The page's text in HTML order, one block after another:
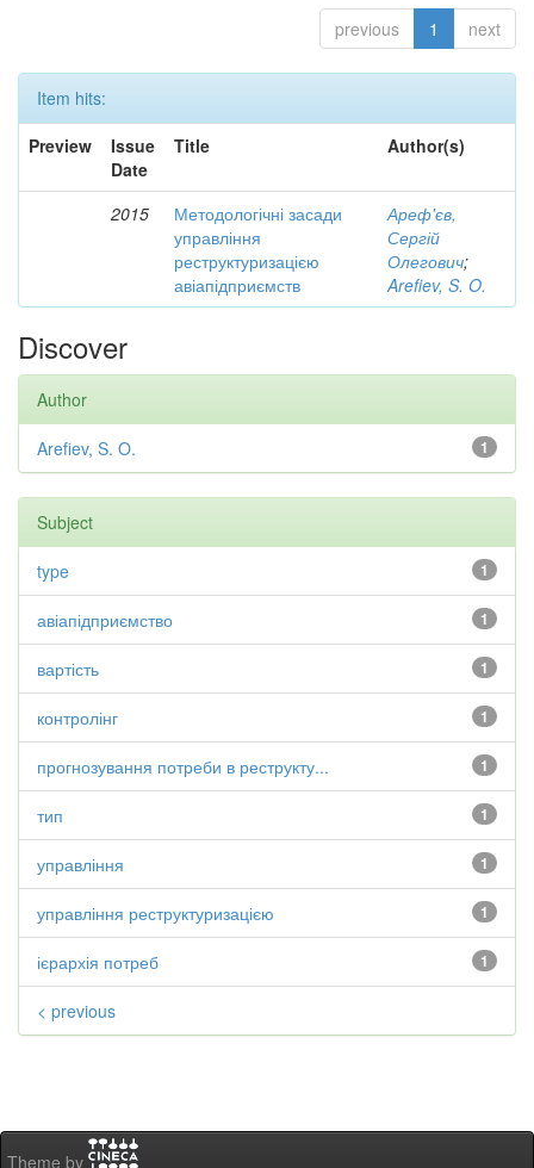
previous 1 next
Item hits:
Preview
Issue
Date
Title Author(s)
2015
Методологічні засади
управління
реструктуризацією
авіапідприємств
Ареф'єв,
Сергій
Олегович;
Arefiev, S. O.
Discover
Author
1
Arefiev, S. O.
Subject
1
type
1
авіапідприємство
1
вартість
1
контролінг
1
прогнозування потреби в реструкту...
1
тип
1
управління
1
управління реструктуризацією
1
ієрархія потреб
< previous
Theme by